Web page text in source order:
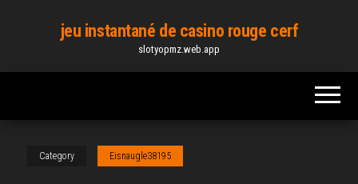
content
jeu instantané de casino rouge cerf
slotyopmz.web.app
Category Eisnaugle38195